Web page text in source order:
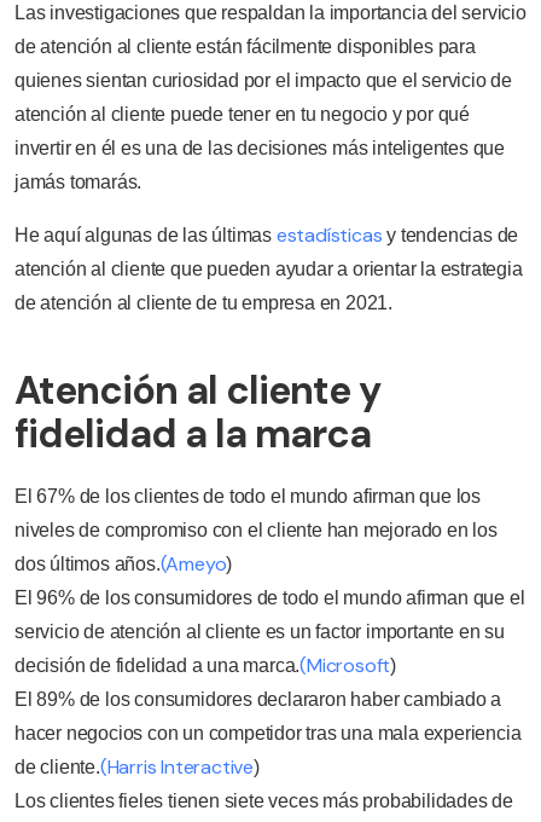
Las investigaciones que respaldan la importancia del servicio
de atención al cliente están fácilmente disponibles para
quienes sientan curiosidad por el impacto que el servicio de
atención al cliente puede tener en tu negocio y por qué
invertir en él es una de las decisiones más inteligentes que
jamás tomarás.
He aquí algunas de las últimas estadísticas y tendencias de
atención al cliente que pueden ayudar a orientar la estrategia
de atención al cliente de tu empresa en 2021.
Atención al cliente y
fidelidad a la marca
El 67% de los clientes de todo el mundo afirman que los
niveles de compromiso con el cliente han mejorado en los
dos últimos años.(Ameyo)
El 96% de los consumidores de todo el mundo afirman que el
servicio de atención al cliente es un factor importante en su
decisión de fidelidad a una marca.(Microsoft)
El 89% de los consumidores declararon haber cambiado a
hacer negocios con un competidor tras una mala experiencia
de cliente.(Harris Interactive)
Los clientes fieles tienen siete veces más probabilidades de